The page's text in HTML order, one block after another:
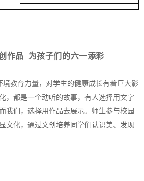
作品 为孩子们的六一添彩
境教育力量，对学生的健康成长有着巨大影
，都是一个动听的故事，有人选择用文字
我们，选择用作品去展示。师生参与校园
文化，通过文创培养同学们认识美、发现